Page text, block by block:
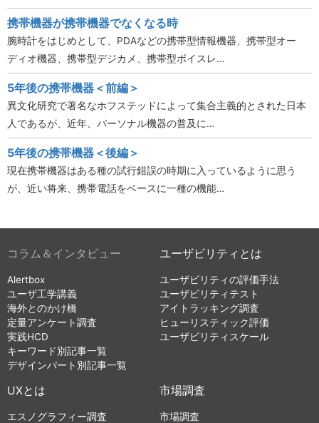
携帯機器が携帯機器でなくなる時
腕時計をはじめとして、PDAなどの携帯型情報機器、携帯型オー
ディオ機器、携帯型デジカメ、携帯型ボイスレ…
5年後の携帯機器＜前編＞
異文化研究で著名なホフステッドによって集合主義的とされた日本
人であるが、近年、パーソナル機器の普及に…
5年後の携帯機器＜後編＞
現在携帯機器はある種の試行錯誤の時期に入っているように思う
が、近い将来、携帯電話をベースに一種の機能…
コラム＆インタビュー
Alertbox
ユーザ工学講義
海外とのかけ橋
定量アンケート調査
実践HCD
キーワード別記事一覧
デザインパート別記事一覧
ユーザビリティとは
ユーザビリティの評価手法
ユーザビリティテスト
アイトラッキング調査
ヒューリスティック評価
ユーザビリティスケール
UXとは
エスノグラフィー調査
市場調査
市場調査